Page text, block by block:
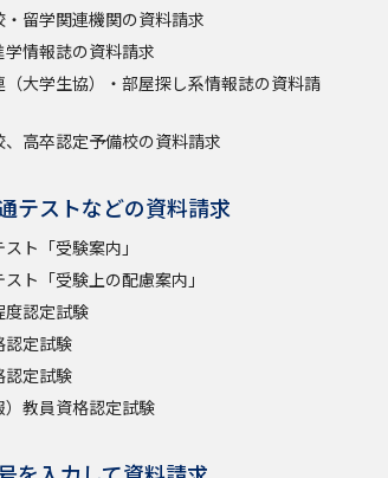
留学関連機関の資料請求
情報誌の資料請求
大学生協）・部屋探し系情報誌の資料請
高卒認定予備校の資料請求
テストなどの資料請求
ト「受験案内」
ト「受験上の配慮案内」
度認定試験
認定試験
認定試験
）教員資格認定試験